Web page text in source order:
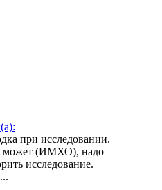
при исследовании.
может (ИМХО), надо
исследование.